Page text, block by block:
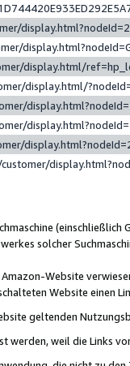
display.html/
display.html/
solcher
Website
Website einen
geltenden
weil die Links